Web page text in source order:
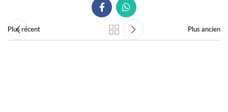
Plus récent Plus ancien